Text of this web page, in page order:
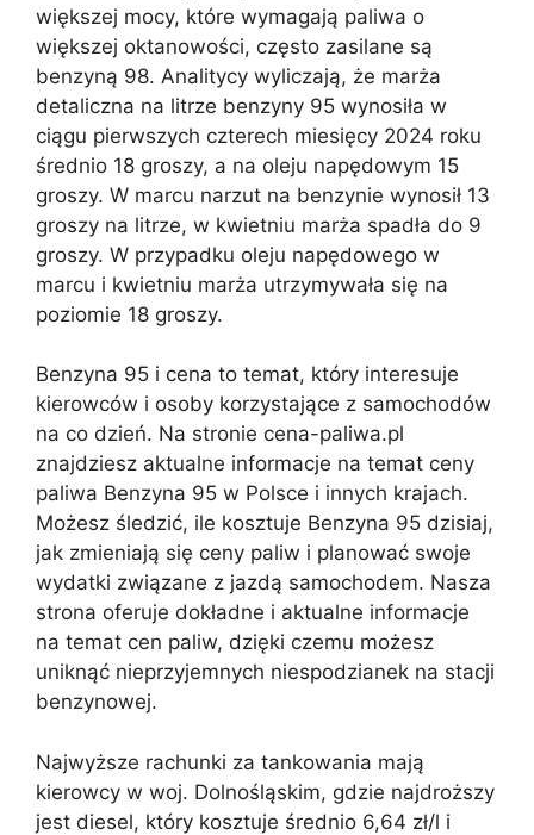
większej mocy, które wymagają paliwa o
większej oktanowości, często zasilane są
benzyną 98. Analitycy wyliczają, że marża
detaliczna na litrze benzyny 95 wynosiła w
ciągu pierwszych czterech miesięcy 2024 roku
średnio 18 groszy, a na oleju napędowym 15
groszy. W marcu narzut na benzynie wynosił 13
groszy na litrze, w kwietniu marża spadła do 9
groszy. W przypadku oleju napędowego w
marcu i kwietniu marża utrzymywała się na
poziomie 18 groszy.
Benzyna 95 i cena to temat, który interesuje
kierowców i osoby korzystające z samochodów
na co dzień. Na stronie cena-paliwa.pl
znajdziesz aktualne informacje na temat ceny
paliwa Benzyna 95 w Polsce i innych krajach.
Możesz śledzić, ile kosztuje Benzyna 95 dzisiaj,
jak zmieniają się ceny paliw i planować swoje
wydatki związane z jazdą samochodem. Nasza
strona oferuje dokładne i aktualne informacje
na temat cen paliw, dzięki czemu możesz
uniknąć nieprzyjemnych niespodzianek na stacji
benzynowej.
Najwyższe rachunki za tankowania mają
kierowcy w woj. Dolnośląskim, gdzie najdroższy
jest diesel, który kosztuje średnio 6,64 zł/l i